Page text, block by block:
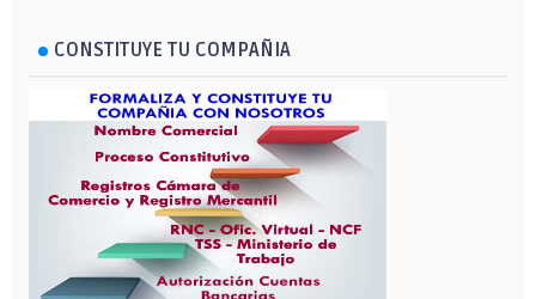
CONSTITUYE TU COMPAÑIA